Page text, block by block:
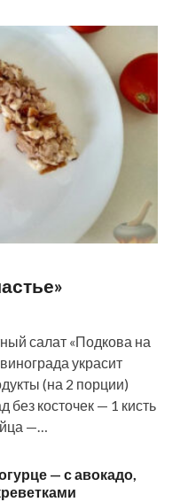
салат «Подкова на
украсит
(на 2 порции)
без косточек — 1 кисть
—…
— с авокадо,